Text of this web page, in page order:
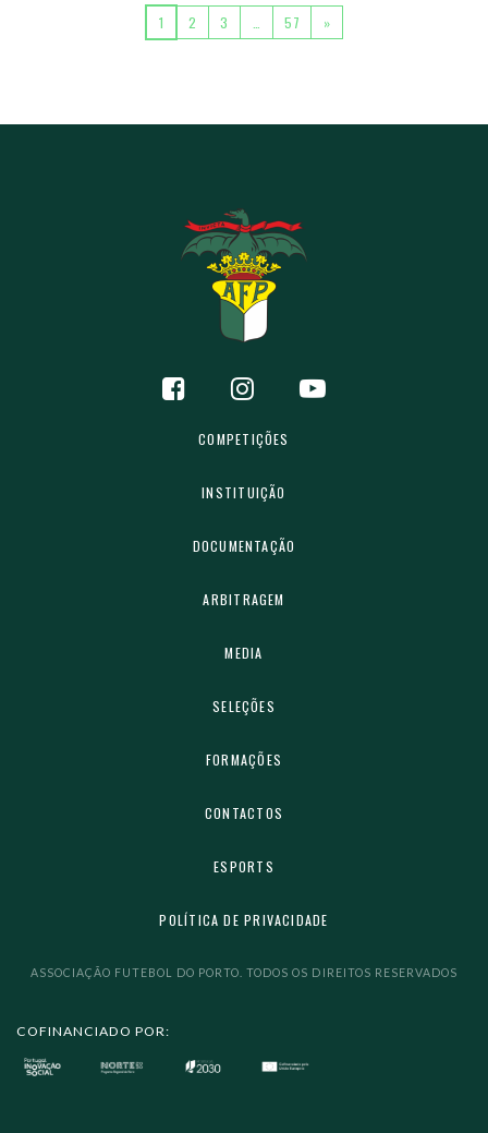
POSTS NAVIGATION
1 2 3 … 57 »
COMPETIÇÕES
INSTITUIÇÃO
DOCUMENTAÇÃO
ARBITRAGEM
MEDIA
SELEÇÕES
FORMAÇÕES
CONTACTOS
ESPORTS
POLÍTICA DE PRIVACIDADE
ASSOCIAÇÃO FUTEBOL DO PORTO. TODOS OS DIREITOS RESERVADOS
COFINANCIADO POR: